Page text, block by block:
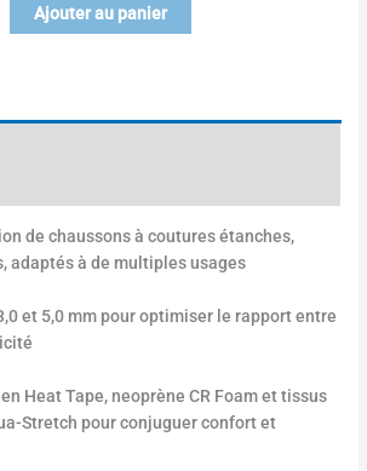
Ajouter au panier
de chaussons à coutures étanches,
adaptés à de multiples usages
et 5,0 mm pour optimiser le rapport entre
Heat Tape, neoprène CR Foam et tissus
Stretch pour conjuguer confort et